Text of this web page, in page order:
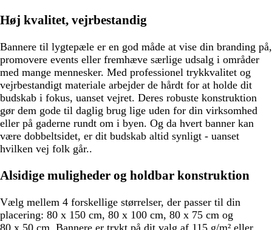
Høj kvalitet, vejrbestandig
Bannere til lygtepæle er en god måde at vise din branding på,
promovere events eller fremhæve særlige udsalg i områder
med mange mennesker. Med professionel trykkvalitet og
vejrbestandigt materiale arbejder de hårdt for at holde dit
budskab i fokus, uanset vejret. Deres robuste konstruktion
gør dem gode til daglig brug lige uden for din virksomhed
eller på gaderne rundt om i byen. Og da hvert banner kan
være dobbeltsidet, er dit budskab altid synligt - uanset
hvilken vej folk går..
Alsidige muligheder og holdbar konstruktion
Vælg mellem 4 forskellige størrelser, der passer til din
placering: 80 x 150 cm, 80 x 100 cm, 80 x 75 cm og